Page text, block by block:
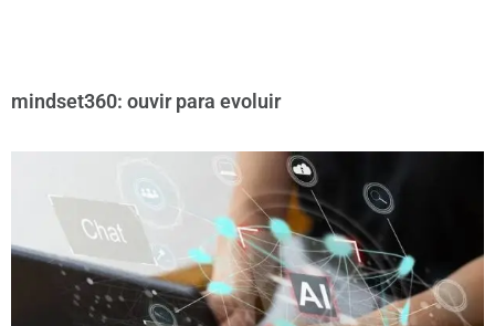
mindset360: ouvir para evoluir